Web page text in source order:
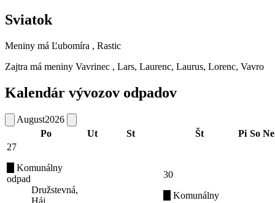
Sviatok
Meniny má Ľubomíra , Rastic
Zajtra má meniny Vavrinec , Lars, Laurenc, Laurus, Lorenc, Vavro
Kalendár vývozov odpadov
August2026
Po
Ut St Št Pi So Ne
27
Komunálny
odpad
Družstevná,
Háj,
30
Komunálny